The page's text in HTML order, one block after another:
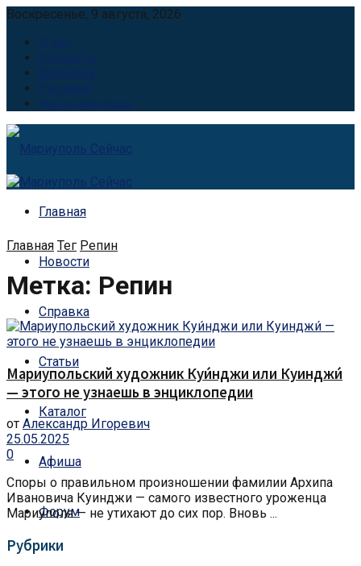
Воскресенье, 9 августа, 2026
О нас
Контакты
Вакансии
Реклама
Наши партнёры
Главная
Новости
Справка
Статьи
Каталог
Афиша
Форум
Главная Тег Репин
Метка: Репин
Мариупольский художник Куи́нджи или Куинджи́
— этого не узнаешь в энциклопедии
от Александр Игоревич
25.05.2025
0
Споры о правильном произношении фамилии Архипа
Ивановича Куинджи — самого известного уроженца
Мариуполя — не утихают до сих пор. Вновь ...
Рубрики